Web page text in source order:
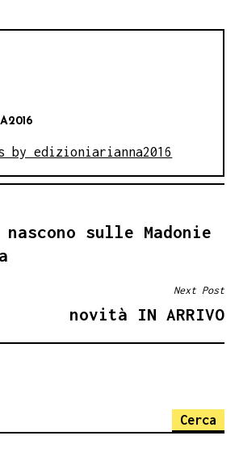
by edizioniarianna2016
sulle Madonie
Next Post
novità IN ARRIVO